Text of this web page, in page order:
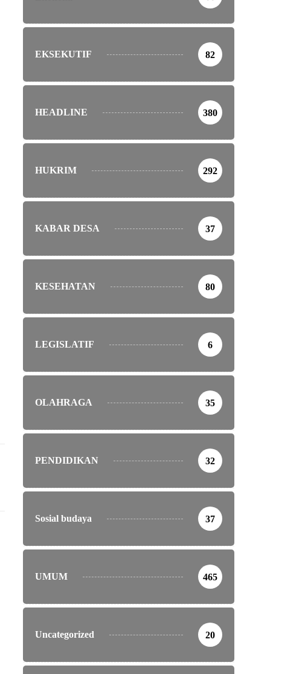
HUKRIM
Diduga Depresi, Seorang Pemuda Gantung Diri di...
EKSEKUTIF 82
HEADLINE 380
HUKRIM 292
KABAR DESA 37
KESEHATAN 80
LEGISLATIF 6
OLAHRAGA 35
PENDIDIKAN 32
Sosial budaya 37
UMUM 465
Uncategorized 20